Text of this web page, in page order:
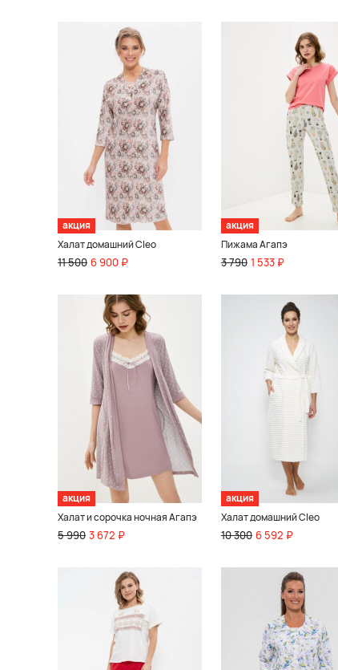
акция
Халат домашний Cleo
11 500 6 900 ₽
акция
Пижама Агапэ
3 790 1 533 ₽
акция
Халат и сорочка ночная Агапэ
5 990 3 672 ₽
акция
Халат домашний Cleo
10 300 6 592 ₽